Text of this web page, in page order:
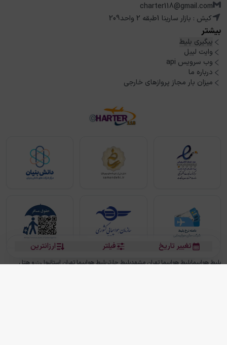
ارزانترین فیلتر تغییر تاریخ
charter118@gmail.com
کیش : بازار سارینا 1طبقه 2 واحد209
بیشتر
پیگیری بلیط
وایت لیبل
وب سرویس api
درباره ما
میزان بار مجاز پروازهای خارجی
بلیط هواپیمابلیط هواپیما تهران مشهدبلیط چارتربلیط هواپیما تهران استانبولرزرو هتل